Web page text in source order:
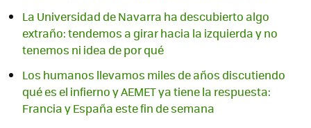
La Universidad de Navarra ha descubierto algo
extraño: tendemos a girar hacia la izquierda y no
tenemos ni idea de por qué
Los humanos llevamos miles de años discutiendo
qué es el infierno y AEMET ya tiene la respuesta:
Francia y España este fin de semana